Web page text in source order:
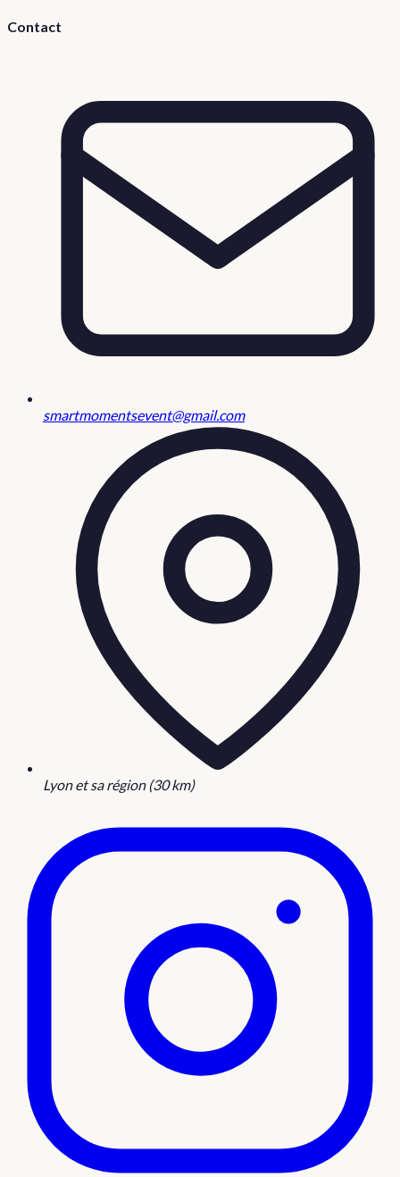
Contact
smartmomentsevent@gmail.com
Lyon et sa région (30 km)